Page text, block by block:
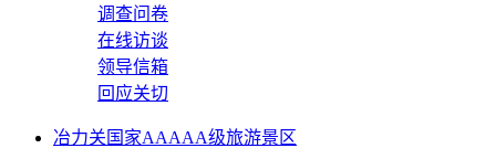
调查问卷
在线访谈
领导信箱
回应关切
冶力关国家AAAAA级旅游景区